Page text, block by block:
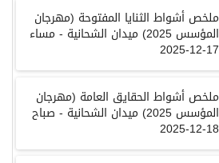
ملخص أشواط الثنايا المفتوحة (مهرجان
المؤسس 2025)ميدان الشحانية -مساء
17-12-2025
ملخص أشواط الحقايق العامة (مهرجان
المؤسس 2025)ميدان الشحانية -صباح
18-12-2025